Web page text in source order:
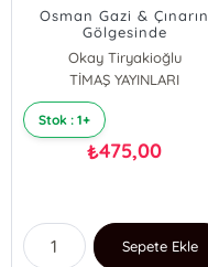
Osman Gazi & Çınarın
Gölgesinde
Okay Tiryakioğlu
TİMAŞ YAYINLARI
Stok : 1+
₺475,00
Sepete Ekle